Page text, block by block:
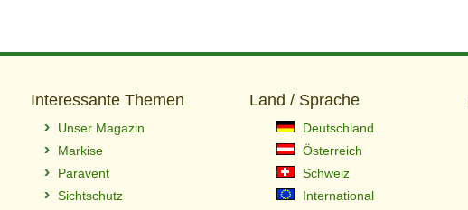
Interessante Themen
Unser Magazin
Markise
Paravent
Sichtschutz
Land / Sprache
Deutschland
Österreich
Schweiz
International